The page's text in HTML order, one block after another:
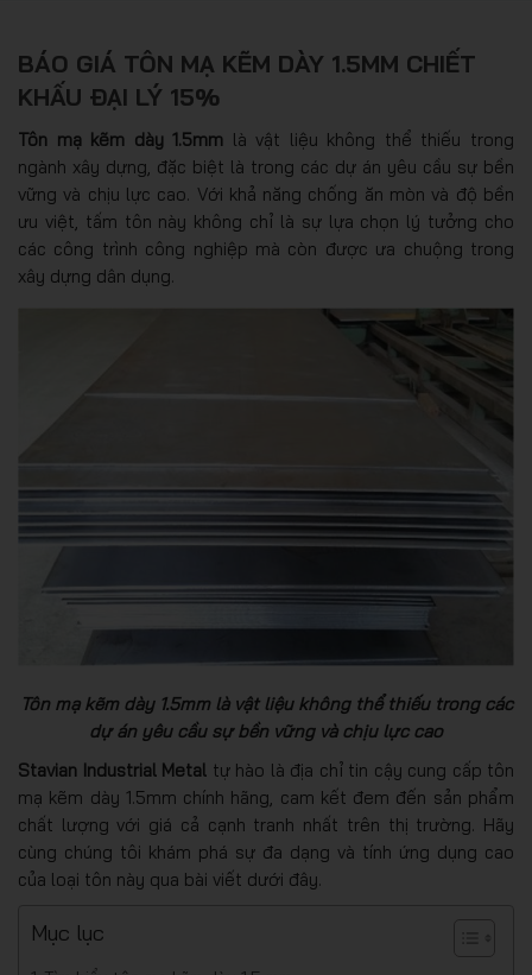
BÁO GIÁ TÔN MẠ KẼM DÀY 1.5MM CHIẾT
KHẤU ĐẠI LÝ 15%
Tôn mạ kẽm dày 1.5mm là vật liệu không thể thiếu trong
ngành xây dựng, đặc biệt là trong các dự án yêu cầu sự bền
vững và chịu lực cao. Với khả năng chống ăn mòn và độ bền
ưu việt, tấm tôn này không chỉ là sự lựa chọn lý tưởng cho
các công trình công nghiệp mà còn được ưa chuộng trong
xây dựng dân dụng.
Tôn mạ kẽm dày 1.5mm là vật liệu không thể thiếu trong các
dự án yêu cầu sự bền vững và chịu lực cao
Stavian Industrial Metal tự hào là địa chỉ tin cậy cung cấp tôn
mạ kẽm dày 1.5mm chính hãng, cam kết đem đến sản phẩm
chất lượng với giá cả cạnh tranh nhất trên thị trường. Hãy
cùng chúng tôi khám phá sự đa dạng và tính ứng dụng cao
của loại tôn này qua bài viết dưới đây.
Mục lục